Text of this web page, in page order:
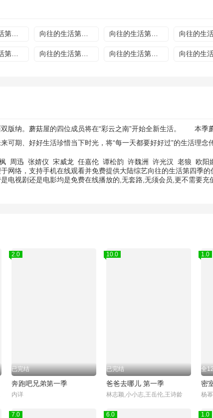
纳。蘑菇屋的四位成员将在“彩云之南”开始全新生活。 本季
可期、好好生活珍惜当下时光，将“每一天都要好好过”的生活理念
周迅 张婧仪 宋威龙 任嘉伦 谭松韵 许魏洲 许光汉 老狼 欧阳
网络，支持手机在线观看并免费提供大陆综艺向往的生活第四季
电视剧还是电影均是免费在线播放的,无套路,无须会员,更不需要
2.0
已完结
奔跑吧兄弟第一季
内详
10.0
已完结
爸爸去哪儿 第一季
林志颖,小小志,王岳伦,王诗龄
1.0
全
密
7.0 6.0 1.0